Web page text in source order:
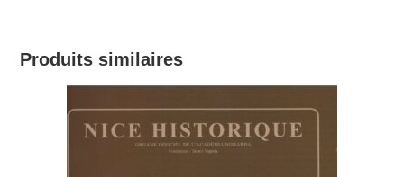
Produits similaires